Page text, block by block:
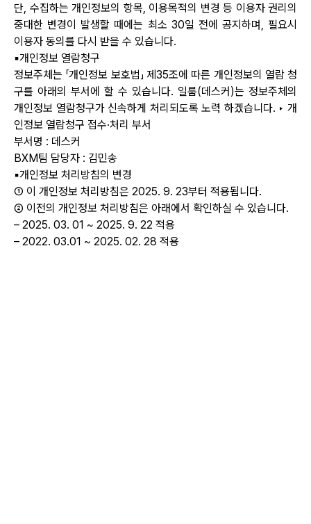
단, 수집하는 개인정보의 항목, 이용목적의 변경 등 이용자 권리의
중대한 변경이 발생할 때에는 최소 30일 전에 공지하며, 필요시
이용자 동의를 다시 받을 수 있습니다.
▪개인정보 열람청구
정보주체는 「개인정보 보호법」 제35조에 따른 개인정보의 열람 청
구를 아래의 부서에 할 수 있습니다. 일룸(데스커)는 정보주체의
개인정보 열람청구가 신속하게 처리되도록 노력 하겠습니다. ‣ 개
인정보 열람청구 접수·처리 부서
부서명 : 데스커
BXM팀 담당자 : 김민송
▪개인정보 처리방침의 변경
① 이 개인정보 처리방침은 2025. 9. 23부터 적용됩니다.
② 이전의 개인정보 처리방침은 아래에서 확인하실 수 있습니다.
– 2025. 03. 01 ~ 2025. 9. 22 적용
– 2022. 03.01 ~ 2025. 02. 28 적용